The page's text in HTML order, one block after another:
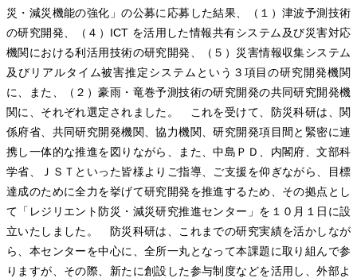
災・減災機能の強化」の公募に応募した結果、（１）津波予測技術
の研究開発、（４）ICT を活用した情報共有システム及び災害対応
機関における利活用技術の研究開発、（５）災害情報収集システム
及びリアルタイム被害推定システムという３項目の研究開発機関
に、また、（２）豪雨・竜巻予測技術の研究開発の共同研究開発機
関に、それぞれ選定されました。 これを受けて、防災科研は、関
係府省、共同研究開発機関、協力機関、研究開発項目間と緊密に連
携し一体的な推進を図りながら、また、中島ＰＤ、内閣府、文部科
学省、ＪＳＴといった皆様よりご指導、ご支援を仰ぎながら、目標
達成のために全力を挙げて研究開発を推進するため、その拠点とし
て「レジリエント防災・減災研究推進センター」を１０月１日に設
立いたしました。 防災科研は、これまでの研究実績を活かしなが
ら、本センターを中心に、全所一丸となって本課題に取り組んで参
りますが、その際、新たに創設した参与制度などを活用し、外部よ